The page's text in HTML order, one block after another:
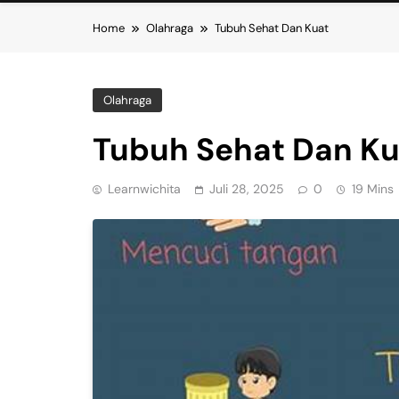
Home Olahraga Tubuh Sehat Dan Kuat
Olahraga
Tubuh Sehat Dan
Learnwichita Juli 28, 2025 0 19 Mins